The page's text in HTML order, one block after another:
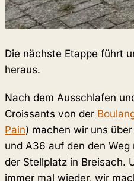
Die nächste Etappe führt
heraus.
Nach dem Ausschlafen
Croissants von der
Pain) machen wir uns
und A36 auf den den
der Stellplatz in Breisach.
immer mal wieder, wir